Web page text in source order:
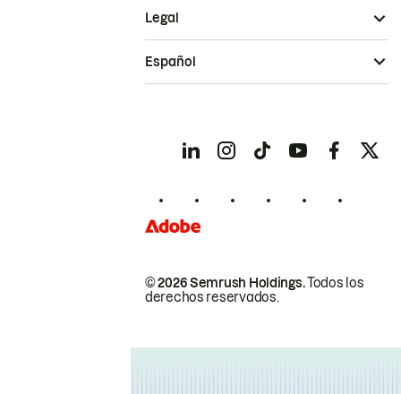
© 2026 Semrush Holdings.Todos los
derechos reservados.
Legal
Español